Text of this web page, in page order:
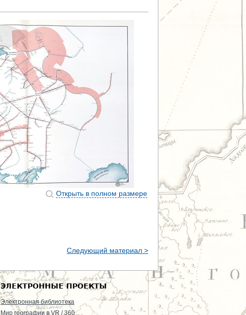
Открыть в полном размере
Следующий материал >
ЭЛЕКТРОННЫЕ ПРОЕКТЫ
Электронная библиотека
Мир географии в VR / 360